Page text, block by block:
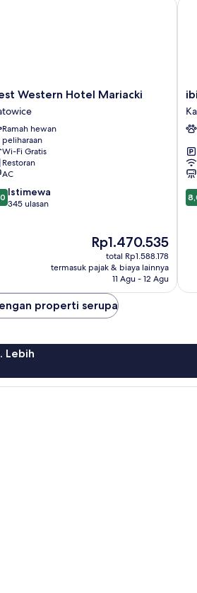
Western Hotel Mariacki
Ramah hewan
peliharaan
Wi-Fi Gratis
Restoran
AC
Istimewa
345 ulasan
Harga
sekarang
Rp1.470.535
Rp1.470.535
total Rp1.588.178
termasuk pajak & biaya lainnya
11 Agu - 12 Agu
properti serupa
Lebih